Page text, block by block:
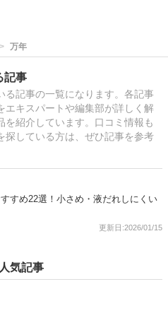
万年
記事
る記事の一覧になります。各記事
エキスパートや編集部が詳しく解
紹介しています。口コミ情報も
探している方は、ぜひ記事を参考
すめ22選！小さめ・液だれしにくい
更新日:2026/01/15
気記事